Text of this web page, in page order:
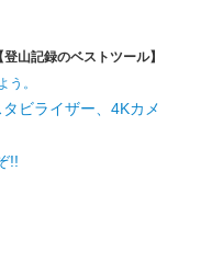
登山記録のベストツール】
う。
ビライザー、4Kカメ
!!